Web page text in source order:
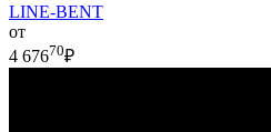
LINE-BENT
от
4 67670₽